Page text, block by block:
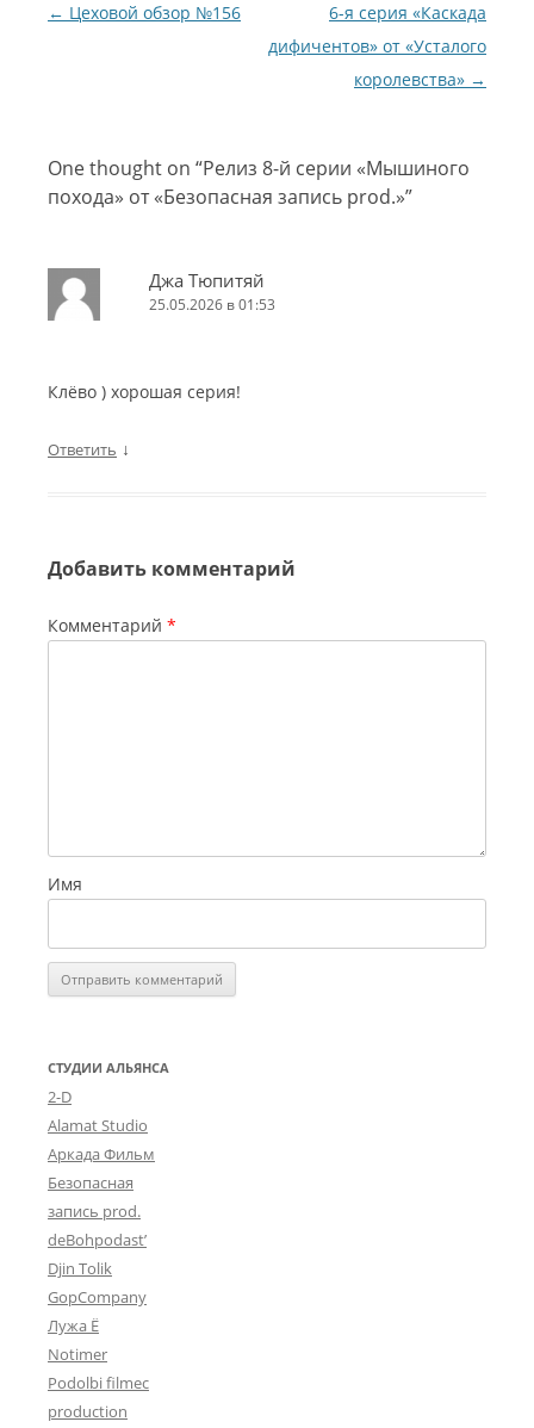
Навигация по записям
← Цеховой обзор №156
6-я серия «Каскада
дифичентов» от «Усталого
королевства» →
One thought on “Релиз 8-й серии «Мышиного
похода» от «Безопасная запись prod.»”
Джа Тюпитяй
25.05.2026 в 01:53
Клёво ) хорошая серия!
Ответить ↓
Добавить комментарий
Комментарий *
Имя
СТУДИИ АЛЬЯНСА
2-D
Alamat Studio
Аркада Фильм
Безопасная
запись prod.
deBohpodast’
Djin Tolik
GopCompany
Лужа Ё
Notimer
Podolbi filmec
production